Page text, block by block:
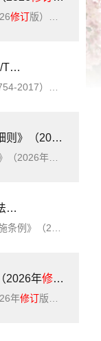
修订版）【全文附单行本高清PDF版+word版下载】（2001年11月16日中华人民共和国国务院令第321号公布 根据2017年12月22日《国务院关于修改〈行政法规制定程序条例〉的决定》
年
（2026年
2026年修订
年修订版全文）【附单行本高清无水印PDF版+word版下载】（1994年12月29日第八届全国人民代表大会常务委员会第十一次会议通过 根据2012年10月26日第十一届全国人民代表大会常务委员会第二十九次会议《关于修改〈中华人民共和国监狱法〉的决定》修正 2026年4月30日第十四届全